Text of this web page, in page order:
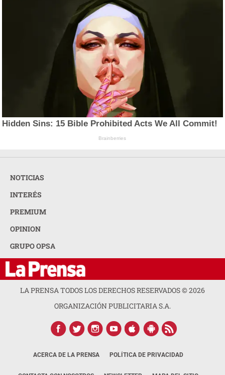
Hidden Sins: 15 Bible Prohibited Acts We All Commit!
Brainberries
NOTICIAS
INTERÉS
PREMIUM
OPINION
GRUPO OPSA
LA PRENSA TODOS LOS DERECHOS RESERVADOS ©2026
ORGANIZACIÓN PUBLICITARIA S.A.
ACERCA DE LA PRENSA POLÍTICA DE PRIVACIDAD